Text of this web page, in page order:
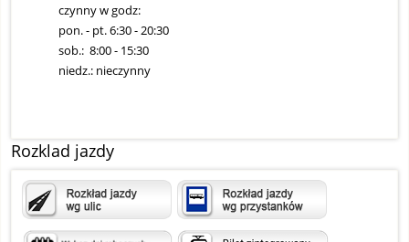
czynny w godz:
pon. - pt. 6:30 - 20:30
sob.: 8:00 - 15:30
niedz.: nieczynny
Rozklad jazdy